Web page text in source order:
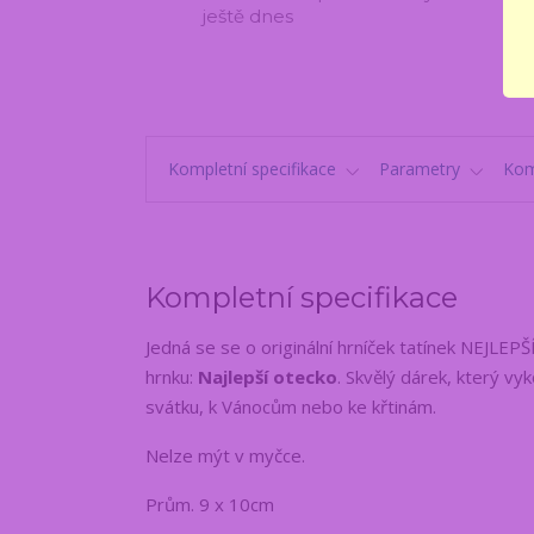
ještě dnes
Kompletní specifikace Parametry
Kompletní specifikace
Jedná se se o originální hrníček tatínek
hrnku: Najlepší otecko. Skvělý dárek, který
svátku, k Vánocům nebo ke křtinám.
Nelze mýt v myčce.
Prům. 9 x 10cm